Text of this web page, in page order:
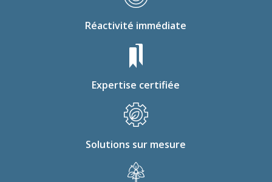
Réactivité immédiate
Expertise certifiée
Solutions sur mesure